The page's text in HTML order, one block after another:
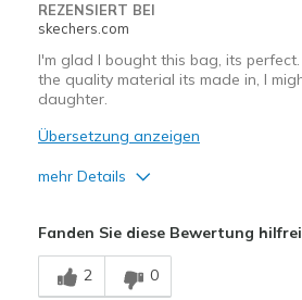
REZENSIERT BEI
skechers.com
I'm glad I bought this bag, its perfect.
the quality material its made in, I
daughter.
Übersetzung anzeigen
mehr Details
Comfortable
Fanden Sie diese Bewertung
2 0